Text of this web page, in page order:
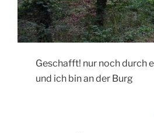
Geschafft! nur noch durch
und ich bin an der Burg